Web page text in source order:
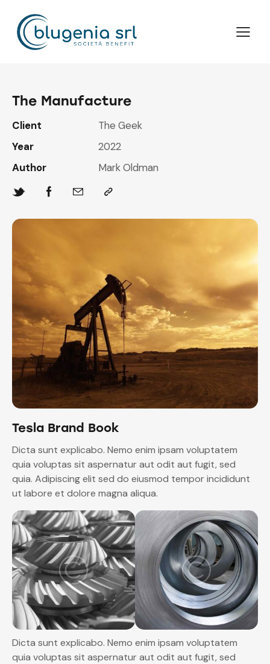
The Manufacture
Client
The Geek
Year
2022
Author
Mark Oldman
Tesla Brand Book
Dicta sunt explicabo. Nemo enim ipsam voluptatem
quia voluptas sit aspernatur aut odit aut fugit, sed
quia. Adipiscing elit sed do eiusmod tempor incididunt
ut labore et dolore magna aliqua.
Dicta sunt explicabo. Nemo enim ipsam voluptatem
quia voluptas sit aspernatur aut odit aut fugit, sed